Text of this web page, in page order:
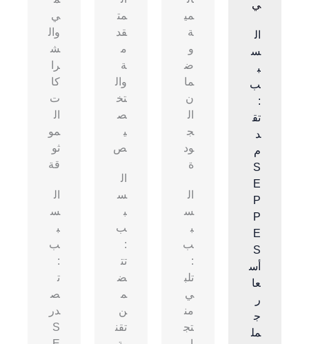
ي
ال
س
ب
ب
:
تق
د
م
S
E
P
P
E
S
أس
عا
ر
ج
مل
مي
ة
و
ض
ما
ن
ال
ج
ود
ة
ال
س
ب
ب
:
تلب
ي
من
تج
مت
قد
م
ة
وال
تخ
ص
ي
ص
ال
س
ب
ب
:
تت
ض
م
ن
تقن
ي
وال
ش
را
كا
ت
ال
مو
ثو
قة
ال
س
ب
ب
:
ت
ص
در
S